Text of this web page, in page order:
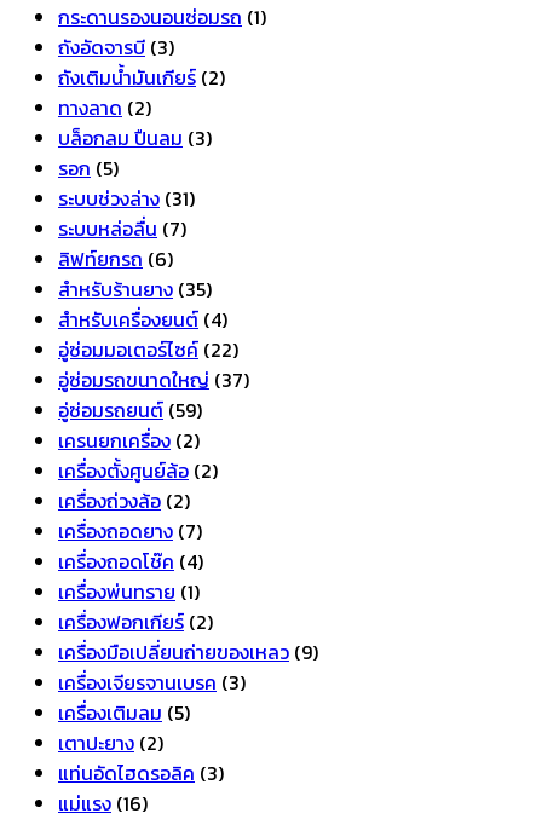
กระดานรองนอนซ่อมรถ 11
ถังอัดจารบี 33
สินค้า
ถังเติมน้ำมันเกียร์ 22
ทางลาด 22
สินค้า
บล็อกลม ปืนลม 33
รอก 55
สินค้า
ระบบช่วงล่าง 3131
ระบบหล่อลื่น 77
ลิฟท์ยกรถ 66
สินค้า
สำหรับร้านยาง 3535
สินค้า
สำหรับเครื่องยนต์ 44
สินค้า
อู่ซ่อมมอเตอร์ไซค์ 2222
สินค้า
อู่ซ่อมรถขนาดใหญ่ 3737
อู่ซ่อมรถยนต์ 5959
สินค้า
เครนยกเครื่อง 22
สินค้า
เครื่องตั้งศูนย์ล้อ 22
เครื่องถ่วงล้อ 22
สินค้า
เครื่องถอดยาง 77
สินค้า
เครื่องถอดโช๊ค 44
สินค้า
เครื่องพ่นทราย 11
สินค้า
เครื่องฟอกเกียร์ 22
สินค้า
เครื่องมือเปลี่ยนถ่ายของเหลว 99
เครื่องเจียรจานเบรค 33
เครื่องเติมลม 55
เตาปะยาง 22
สินค้า
แท่นอัดไฮดรอลิค 33
แม่แรง 1616